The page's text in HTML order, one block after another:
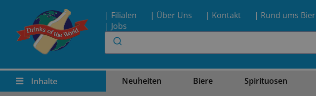
| Filialen | Über Uns | Kontakt | Rund ums Bier
| Jobs
Inhalte Neuheiten Biere Spirituosen